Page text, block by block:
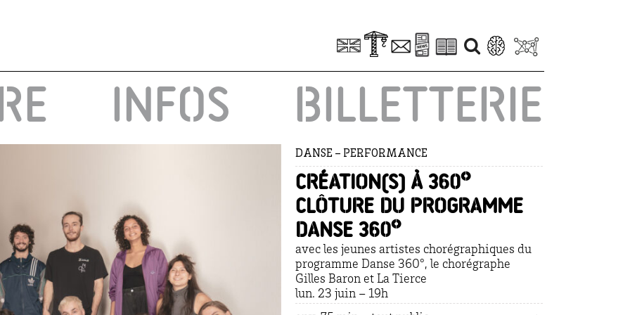
INFOS BILLETTERIE
DANSE – PERFORMANCE
Création(s) à 360°
clôture du programme
Danse 360°
avec les jeunes artistes chorégraphiques du
programme Danse 360°, le chorégraphe
Gilles Baron et La Tierce
lun. 23 juin – 19h